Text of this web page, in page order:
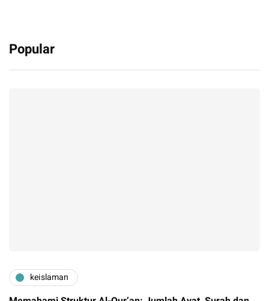
Popular
keislaman